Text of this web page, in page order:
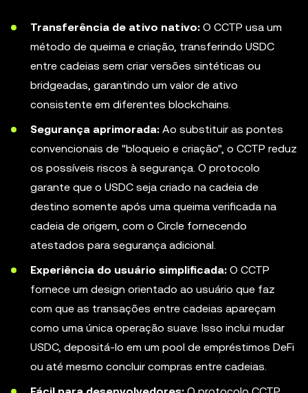
Transferência de ativo nativo: O CCTP usa um
método de queima e criação, transferindo USDC
entre cadeias sem criar versões sintéticas ou
bridgeadas, garantindo um valor de ativo
consistente em diferentes blockchains.
Segurança aprimorada: Ao substituir as pontes
convencionais de "bloqueio e criação", o CCTP reduz
os possíveis riscos à segurança. O protocolo
garante que o USDC seja criado na cadeia de
destino somente após uma queima verificada na
cadeia de origem, com o Circle fornecendo
atestados para segurança adicional.
Experiência do usuário simplificada: O CCTP
fornece um design orientado ao usuário que faz
com que as transações entre cadeias apareçam
como uma única operação suave. Isso inclui mudar
USDC, depositá-lo em um pool de empréstimos DeFi
ou até mesmo concluir compras entre cadeias.